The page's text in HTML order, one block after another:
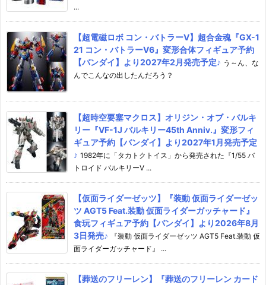
...
【超電磁ロボ コン・バトラーV】超合金魂『GX-1
21 コン・バトラーV6』変形合体フィギュア予約
【バンダイ】より2027年2月発売予定♪ う～ん、な
んでこんなの出したんだろう？
【超時空要塞マクロス】オリジン・オブ・バルキ
リー『VF-1J バルキリー45th Anniv.』変形フィ
ギュア予約【バンダイ】より2027年1月発売予定
♪ 1982年に「タカトクトイス」から発売された『1/55 バ
トロイド バルキリーV ...
【仮面ライダーゼッツ】『装動 仮面ライダーゼッ
ツ AGT5 Feat.装動 仮面ライダーガッチャード』
食玩フィギュア予約【バンダイ】より2026年8月
3日発売♪
『装動 仮面ライダーゼッツ AGT5 Feat.装動 仮
面ライダーガッチャード』 ...
【葬送のフリーレン】『葬送のフリーレン カード